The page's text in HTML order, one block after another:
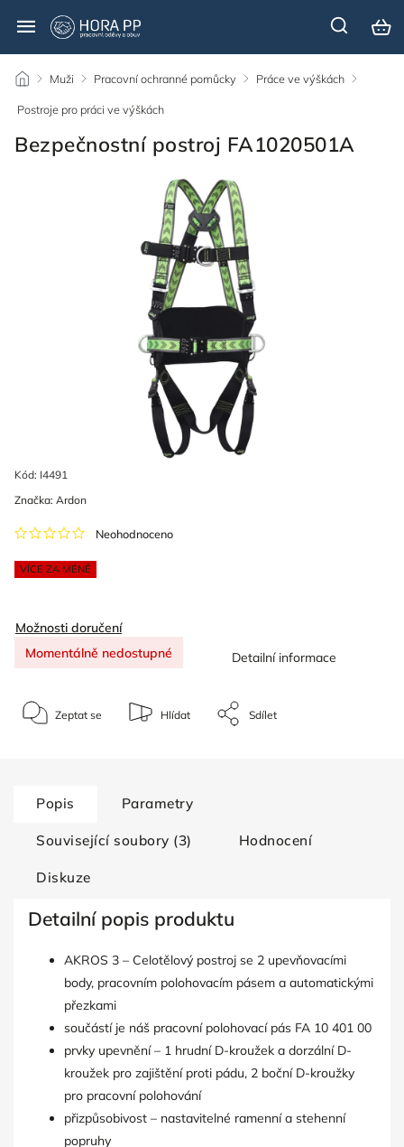
/ Muži / Pracovní ochranné pomůcky / Práce ve výškách /
Postroje pro práci ve výškách
Bezpečnostní postroj FA1020501A
Kód: I4491
VÍCE ZA MÉNĚ
Neohodnoceno
Značka: Ardon
Možnosti doručení
Momentálně nedostupné
Detailní informace
Zeptat se Hlídat Sdílet
Popis Parametry
Související soubory (3) Hodnocení
Diskuze
Detailní popis produktu
AKROS 3 – Celotělový postroj se 2 upevňovacími
body, pracovním polohovacím pásem a automatickými
přezkami
součástí je náš pracovní polohovací pás FA 10 401 00
prvky upevnění – 1 hrudní D-kroužek a dorzální D-
kroužek pro zajištění proti pádu, 2 boční D-kroužky
pro pracovní polohování
přizpůsobivost – nastavitelné ramenní a stehenní
popruhy